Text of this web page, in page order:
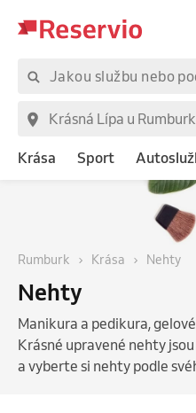
Krása Sport
Rumburk Krása Nehty
Nehty
Manikura a pedikura,
Krásné upravené nehty
a vyberte si nehty podle